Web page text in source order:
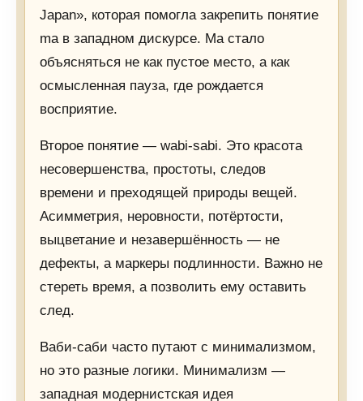
Japan», которая помогла закрепить понятие
ma в западном дискурсе. Ma стало
объясняться не как пустое место, а как
осмысленная пауза, где рождается
восприятие.
Второе понятие — wabi-sabi. Это красота
несовершенства, простоты, следов
времени и преходящей природы вещей.
Асимметрия, неровности, потёртости,
выцветание и незавершённость — не
дефекты, а маркеры подлинности. Важно не
стереть время, а позволить ему оставить
след.
Ваби-саби часто путают с минимализмом,
но это разные логики. Минимализм —
западная модернистская идея